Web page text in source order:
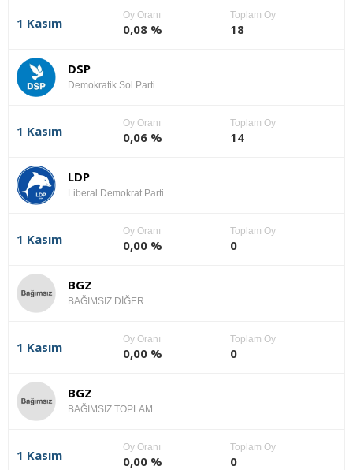
1 Kasım
Oy Oranı
0,08 %
Toplam Oy
18
DSP
Demokratik Sol Parti
1 Kasım
Oy Oranı
0,06 %
Toplam Oy
14
LDP
Liberal Demokrat Parti
1 Kasım
Oy Oranı
0,00 %
Toplam Oy
0
BGZ
BAĞIMSIZ DİĞER
1 Kasım
Oy Oranı
0,00 %
Toplam Oy
0
BGZ
BAĞIMSIZ TOPLAM
1 Kasım
Oy Oranı
0,00 %
Toplam Oy
0